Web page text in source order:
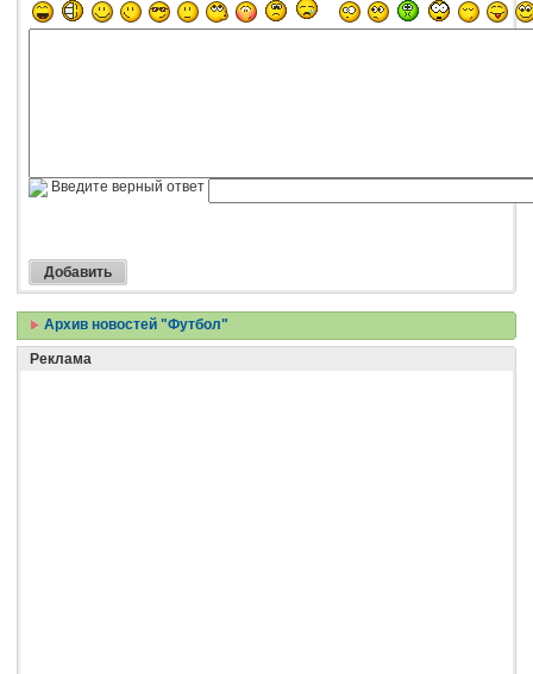
Введите верный ответ
Архив новостей "Футбол"
Реклама